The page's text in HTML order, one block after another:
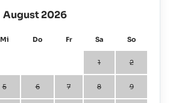
August 2026
Mi Do Fr Sa So
1 2
5 6 7 8 9